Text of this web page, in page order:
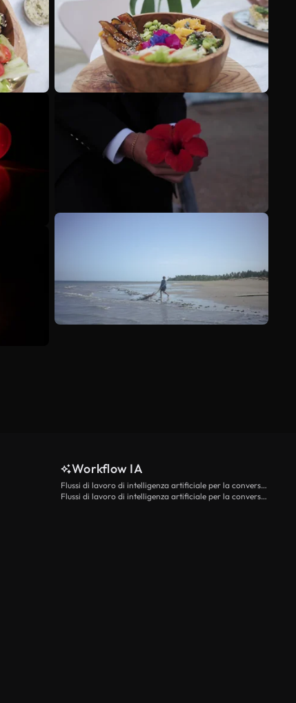
Scopri di più
Workflow IA
Flussi di lavoro di intelligenza artificiale per la conversione da testo a video
Flussi di lavoro di intelligenza artificiale per la conversione di immagini in video